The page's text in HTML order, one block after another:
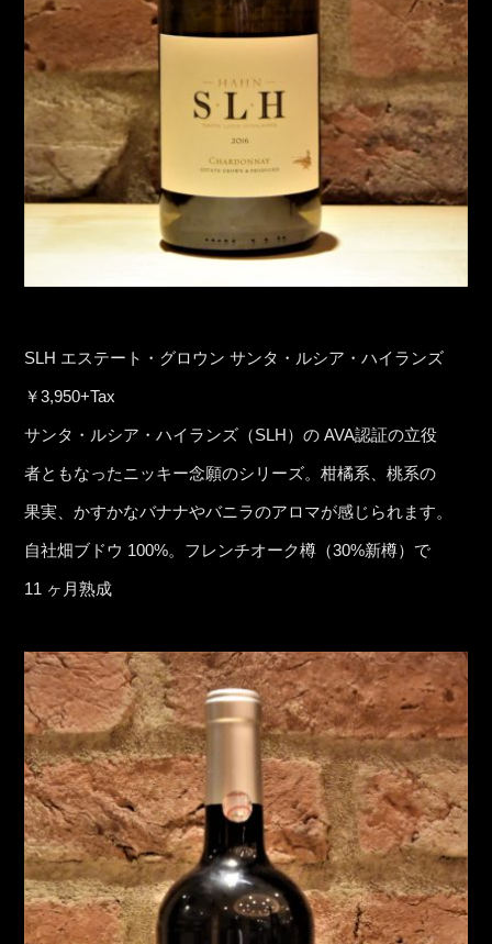
SLH エステート・グロウン サンタ・ルシア・ハイランズ
￥3,950+Tax
サンタ・ルシア・ハイランズ（SLH）の AVA認証の立役
者ともなったニッキー念願のシリーズ。柑橘系、桃系の
果実、かすかなバナナやバニラのアロマが感じられます。
自社畑ブドウ 100%。フレンチオーク樽（30%新樽）で
11 ヶ月熟成